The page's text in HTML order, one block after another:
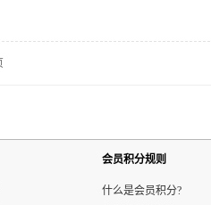
会员积分规则
什么是会员积分?